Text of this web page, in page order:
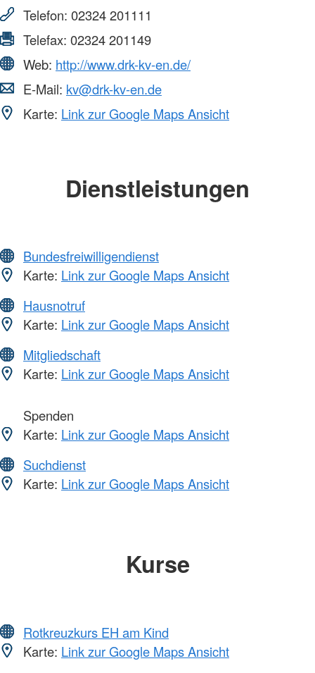
Telefon: 02324 201111
Telefax: 02324 201149
Web: http://www.drk-kv-en.de/
E-Mail: kv@drk-kv-en.de
Karte: Link zur Google Maps Ansicht
Dienstleistungen
Bundesfreiwilligendienst
Karte: Link zur Google Maps Ansicht
Hausnotruf
Karte: Link zur Google Maps Ansicht
Mitgliedschaft
Karte: Link zur Google Maps Ansicht
Spenden
Karte: Link zur Google Maps Ansicht
Suchdienst
Karte: Link zur Google Maps Ansicht
Kurse
Rotkreuzkurs EH am Kind
Karte: Link zur Google Maps Ansicht